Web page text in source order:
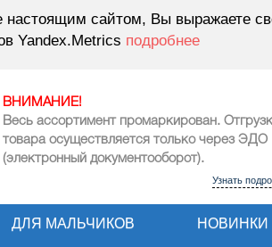
настоящим сайтом, Вы выражаете
Yandex.Metrics подробнее
ВНИМАНИЕ!
Весь ассортимент промаркирован.
товара осуществляется только через ЭДО
(электронный документооборот).
Узнать
ДЛЯ МАЛЬЧИКОВ НОВИНКИ